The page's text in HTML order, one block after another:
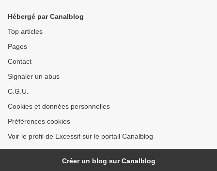
Hébergé par Canalblog
Top articles
Pages
Contact
Signaler un abus
C.G.U.
Cookies et données personnelles
Préférences cookies
Voir le profil de Excessif sur le portail Canalblog
Créer un blog sur Canalblog